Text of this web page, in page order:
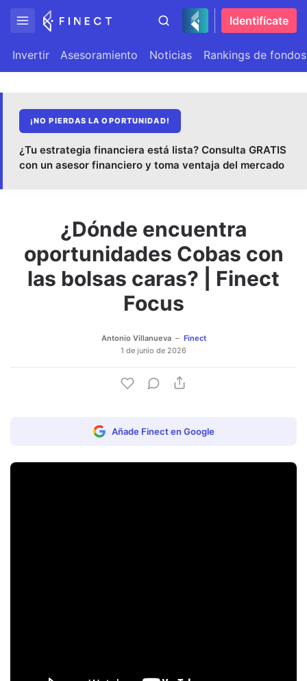
Identifícate
Invertir Asesoramiento Noticias Rankings de fondos
¡NO PIERDAS LA OPORTUNIDAD!
¿Tu estrategia financiera está lista? Consulta GRATIS
con un asesor financiero y toma ventaja del mercado
¿Dónde encuentra
oportunidades Cobas con
las bolsas caras? | Finect
Focus
Antonio Villanueva
Finect
1 de junio de 2026
Añade Finect en Google